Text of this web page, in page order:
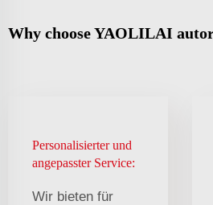
Why choose YAOLILAI
Personalisierter und
angepasster Service:
Wir bieten für